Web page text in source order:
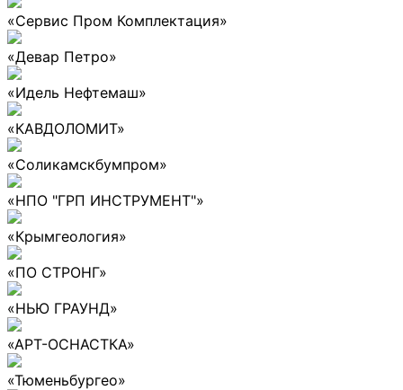
«Сервис Пром Комплектация»
«Девар Петро»
«Идель Нефтемаш»
«КАВДОЛОМИТ»
«Соликамскбумпром»
«НПО "ГРП ИНСТРУМЕНТ"»
«Крымгеология»
«ПО СТРОНГ»
«НЬЮ ГРАУНД»
«АРТ-ОСНАСТКА»
«Тюменьбургео»